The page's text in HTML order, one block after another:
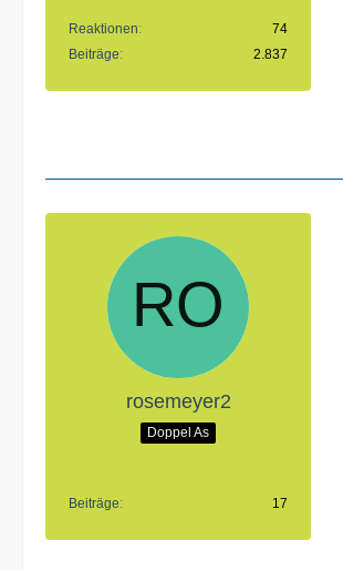
Reaktionen
74
Beiträge
2.837
rosemeyer2
Doppel As
Beiträge 17